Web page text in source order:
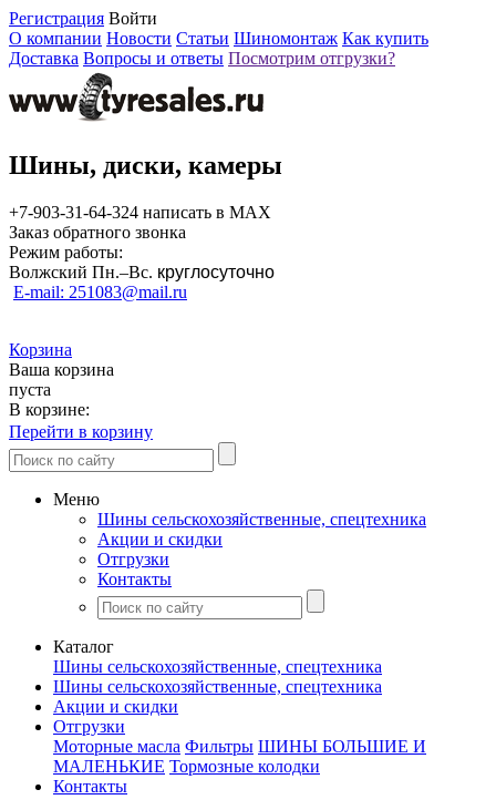
Регистрация Войти
О компании Новости Статьи Шиномонтаж Как купить
Доставка Вопросы и ответы Посмотрим отгрузки?
Шины, диски, камеры
+7-903-31-64-324 написать в MAX
Заказ обратного звонка
Режим работы:
Волжский Пн.–Вс. круглосуточно
E-mail: 251083@mail.ru
Корзина
Ваша корзина
пуста
В корзине:
Перейти в корзину
Меню
Шины сельскохозяйственные, спецтехника
Акции и скидки
Отгрузки
Контакты
Каталог
Шины сельскохозяйственные, спецтехника
Шины сельскохозяйственные, спецтехника
Акции и скидки
Отгрузки
Моторные масла Фильтры ШИНЫ БОЛЬШИЕ И
МАЛЕНЬКИЕ Тормозные колодки
Контакты